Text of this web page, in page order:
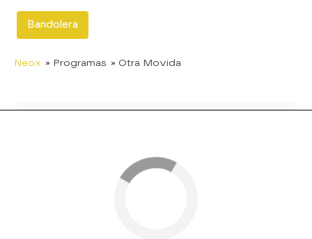
Bandolera
Neox » Programas » Otra Movida